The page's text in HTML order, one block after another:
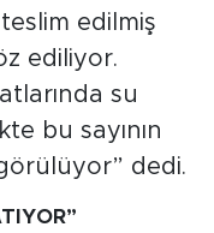
edilmiş
ediliyor.
su
bu sayının
dedi.